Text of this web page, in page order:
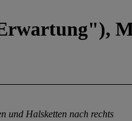
und Halsketten nach rechts